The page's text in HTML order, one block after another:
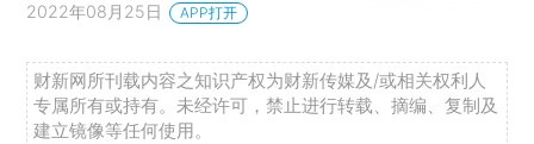
2022年08月25日 APP打开
财新网所刊载内容之知识产权为财新传媒及/或相关权利人
专属所有或持有。未经许可，禁止进行转载、摘编、复制及
建立镜像等任何使用。